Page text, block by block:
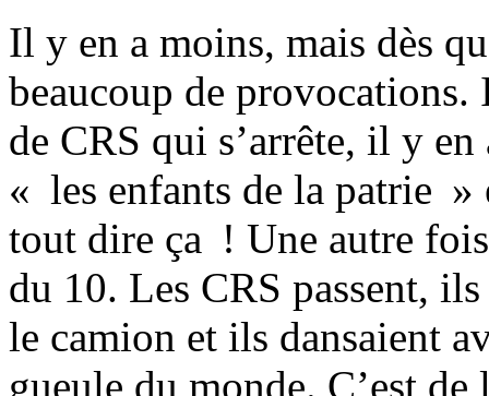
Il y en a moins, mais dès
beaucoup de
de CRS qui s’arrête, il y
« les enfants de la patrie »
tout dire ça ! Une autre
du 10. Les CRS passent,
le camion et ils dansaient
gueule du monde. C’est